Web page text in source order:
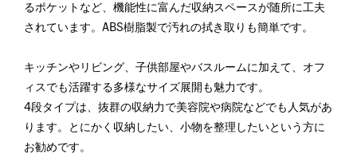
るポケットなど、機能性に富んだ収納スペースが随所に工夫
されています。ABS樹脂製で汚れの拭き取りも簡単です。
キッチンやリビング、子供部屋やバスルームに加えて、オフ
ィスでも活躍する多様なサイズ展開も魅力です。
4段タイプは、抜群の収納力で美容院や病院などでも人気があ
ります。とにかく収納したい、小物を整理したいという方に
お勧めです。